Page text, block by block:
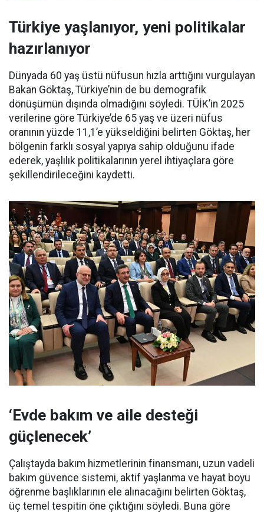
Türkiye yaşlanıyor, yeni politikalar
hazırlanıyor
Dünyada 60 yaş üstü nüfusun hızla arttığını vurgulayan
Bakan Göktaş, Türkiye’nin de bu demografik
dönüşümün dışında olmadığını söyledi. TÜİK’in 2025
verilerine göre Türkiye’de 65 yaş ve üzeri nüfus
oranının yüzde 11,1’e yükseldiğini belirten Göktaş, her
bölgenin farklı sosyal yapıya sahip olduğunu ifade
ederek, yaşlılık politikalarının yerel ihtiyaçlara göre
şekillendirileceğini kaydetti.
‘Evde bakım ve aile desteği
güçlenecek’
Çalıştayda bakım hizmetlerinin finansmanı, uzun vadeli
bakım güvence sistemi, aktif yaşlanma ve hayat boyu
öğrenme başlıklarının ele alınacağını belirten Göktaş,
üç temel tespitin öne çıktığını söyledi. Buna göre